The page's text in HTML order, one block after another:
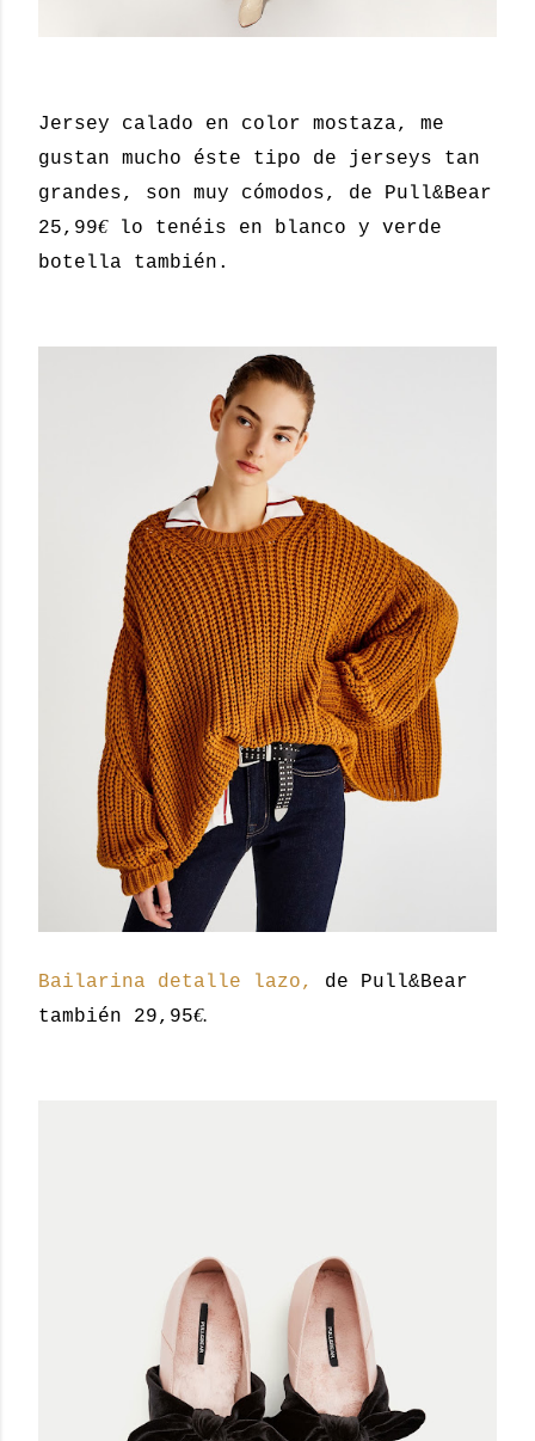
Jersey calado en color mostaza, me
gustan mucho éste tipo de jerseys tan
grandes, son muy cómodos, de Pull&Bear
25,99€lo tenéis en blanco y verde
botella también.
Bailarina detalle lazo,
de Pull&Bear
también 29,95€.